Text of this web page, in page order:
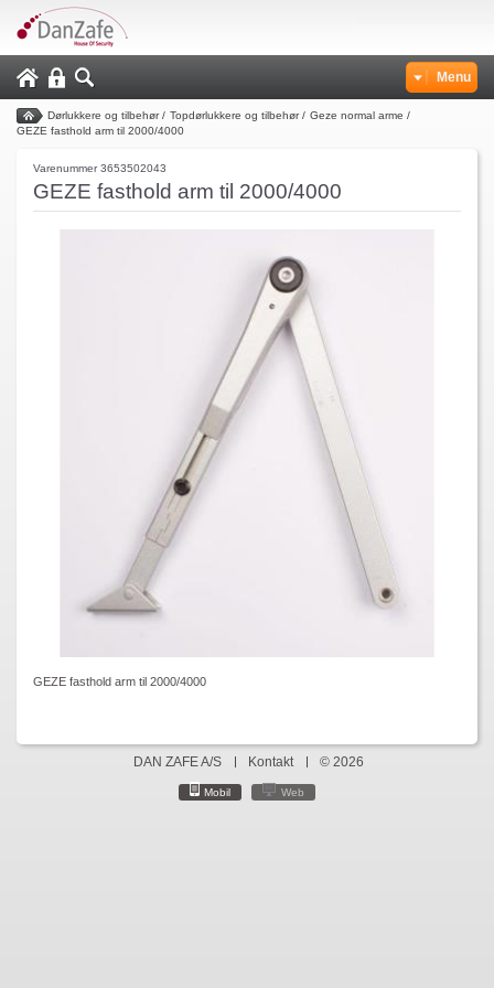
Menu
Dørlukkere og tilbehør/ Topdørlukkere og tilbehør/ Geze normal arme /
GEZE fasthold arm til 2000/4000
Varenummer 3653502043
GEZE fasthold arm til 2000/4000
GEZE fasthold arm til 2000/4000
DAN ZAFE A/S Kontakt © 2026
Mobil Web